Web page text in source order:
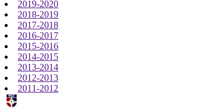
2019-2020
2018-2019
2017-2018
2016-2017
2015-2016
2014-2015
2013-2014
2012-2013
2011-2012